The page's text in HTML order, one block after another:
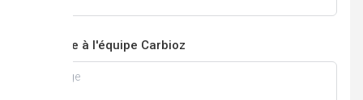
Message à l'équipe Carbioz